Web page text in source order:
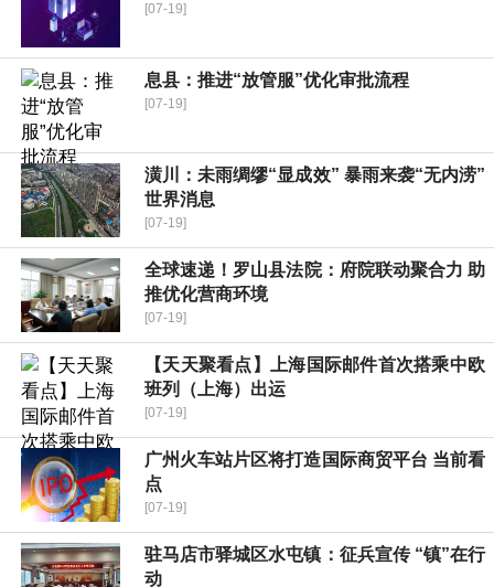
[07-19]
息县：推进“放管服”优化审批流程
[07-19]
潢川：未雨绸缪“显成效” 暴雨来袭“无内涝”
世界消息
[07-19]
全球速递！​罗山县法院：府院联动聚合力 助
推优化营商环境
[07-19]
【天天聚看点】上海国际邮件首次搭乘中欧
班列（上海）出运
[07-19]
广州火车站片区将打造国际商贸平台 当前看
点
[07-19]
驻马店市驿城区水屯镇：征兵宣传 “镇”在行
动